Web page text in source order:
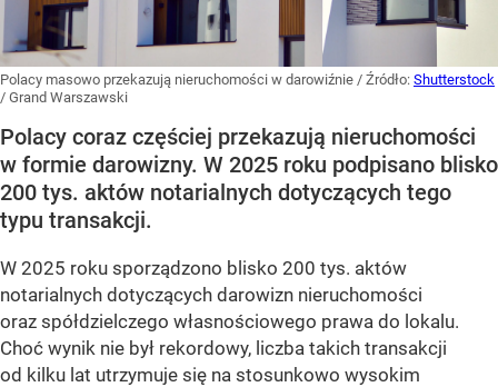
Polacy masowo przekazują nieruchomości w darowiźnie / Źródło: Shutterstock
/ Grand Warszawski
Polacy coraz częściej przekazują nieruchomości
w formie darowizny. W 2025 roku podpisano blisko
200 tys. aktów notarialnych dotyczących tego
typu transakcji.
W 2025 roku sporządzono blisko 200 tys. aktów
notarialnych dotyczących darowizn nieruchomości
oraz spółdzielczego własnościowego prawa do lokalu.
Choć wynik nie był rekordowy, liczba takich transakcji
od kilku lat utrzymuje się na stosunkowo wysokim